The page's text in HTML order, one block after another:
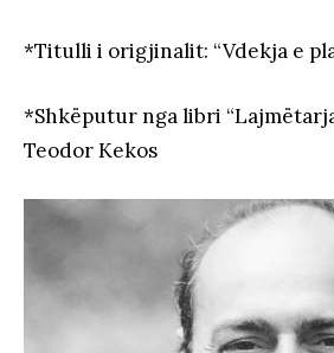
*Titulli i origjinalit: “Vdekja e
*Shkëputur nga libri
Teodor Kekos